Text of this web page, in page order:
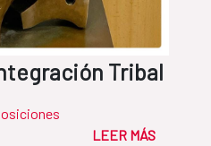
Tribal
LEER MÁS